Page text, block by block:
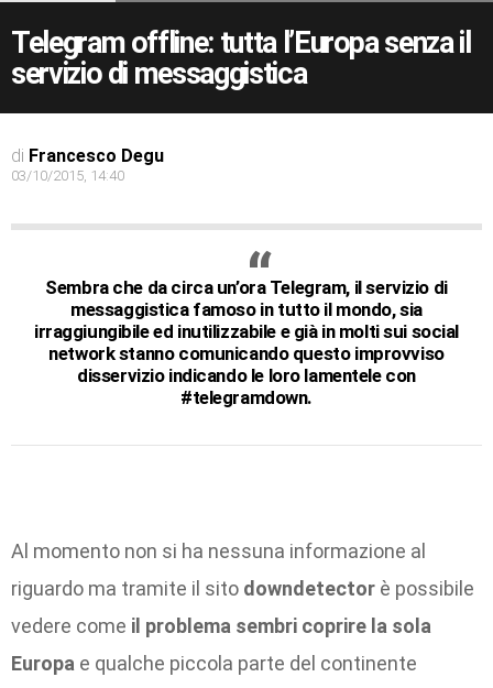
Telegram offline: tutta l’Europa senza il
servizio di messaggistica
di Francesco Degu
03/10/2015, 14:40
Sembra che da circa un’ora Telegram, il servizio di
messaggistica famoso in tutto il mondo, sia
irraggiungibile ed inutilizzabile e già in molti sui social
network stanno comunicando questo improvviso
disservizio indicando le loro lamentele con
#telegramdown.
Al momento non si ha nessuna informazione al
riguardo ma tramite il sito downdetector è possibile
vedere come il problema sembri coprire la sola
Europa e qualche piccola parte del continente